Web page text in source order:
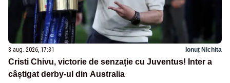
8 aug. 2026, 17:31 Ionuț Nichita
Cristi Chivu, victorie de senzație cu Juventus! Inter a
câștigat derby-ul din Australia